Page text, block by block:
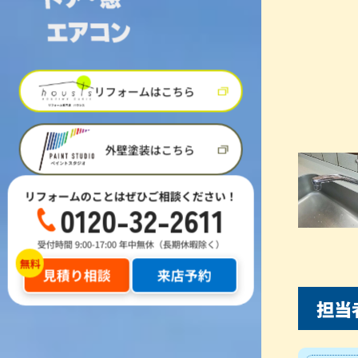
リフォームはこちら
外壁塗装はこちら
リフォームのことはぜひご相談ください！
0120-32-2611
受付時間 9:00-17:00 年中無休（長期休暇除く）
見積り相談 来店予約
担当